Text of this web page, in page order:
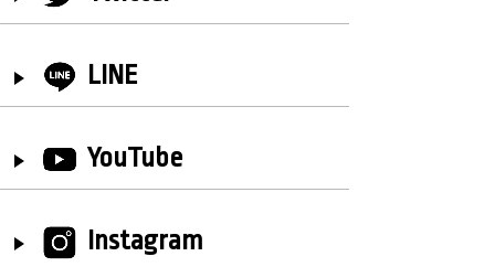
LINE
YouTube
Instagram